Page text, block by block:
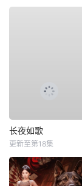
长夜如歌
更新至第18集